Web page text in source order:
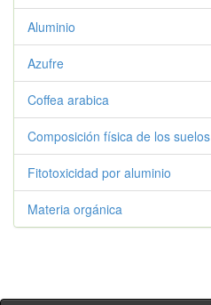
Aluminio
Azufre
Coffea arabica
Composición física de los suelos
Fitotoxicidad por aluminio
Materia orgánica